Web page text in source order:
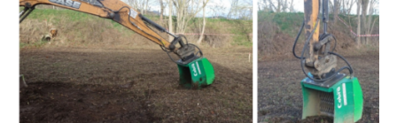
de
deux
espèces
de
mollusques